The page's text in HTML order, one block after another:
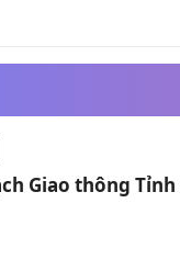
Giao thông